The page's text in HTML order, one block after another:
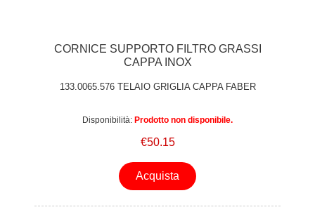
CORNICE SUPPORTO FILTRO GRASSI
CAPPA INOX
133.0065.576 TELAIO GRIGLIA CAPPA FABER
Disponibilità: Prodotto non disponibile.
€50.15
Acquista